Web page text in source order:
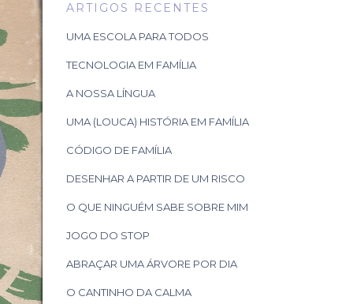
ARTIGOS RECENTES
UMA ESCOLA PARA TODOS
TECNOLOGIA EM FAMÍLIA
A NOSSA LÍNGUA
UMA (LOUCA) HISTÓRIA EM FAMÍLIA
CÓDIGO DE FAMÍLIA
DESENHAR A PARTIR DE UM RISCO
O QUE NINGUÉM SABE SOBRE MIM
JOGO DO STOP
ABRAÇAR UMA ÁRVORE POR DIA
O CANTINHO DA CALMA